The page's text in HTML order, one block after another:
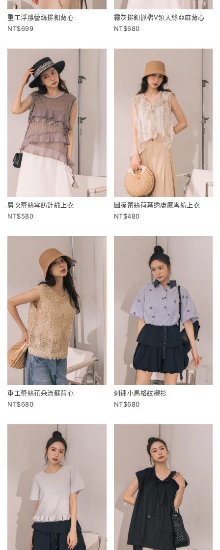
重工浮雕蕾絲排釦背心
699
霧灰排釦抓褶V領天絲亞麻背心
680
層次蕾絲雪紡針織上衣
580
圖騰蕾絲荷葉透膚感雪紡上衣
480
重工蕾絲花朵流蘇背心
680
刺繡小馬格紋襯衫
680